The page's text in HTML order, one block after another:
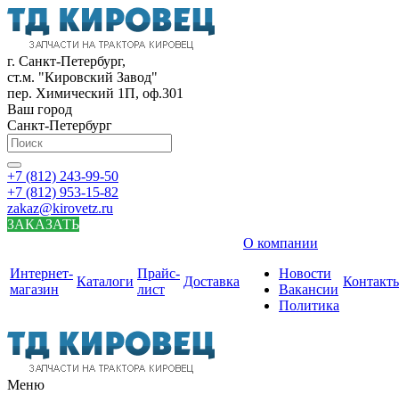
г. Санкт-Петербург,
ст.м. "Кировский Завод"
пер. Химический 1П, оф.301
Ваш город
Санкт-Петербург
+7 (812) 243-99-50
+7 (812) 953-15-82
zakaz@kirovetz.ru
ЗАКАЗАТЬ
Интернет-
магазин
Каталоги
Прайс-
лист
Доставка
О компании
Новости
Вакансии
Политика
Меню